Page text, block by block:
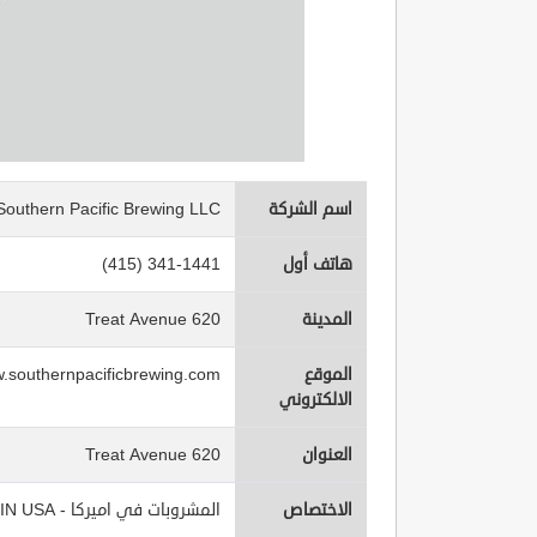
اسم الشركة Pacific Brewing LLC
هاتف أول (415) 341-1441
المدينة 620 Treat Avenue
الموقع
الالكتروني
العنوان 620 Treat Avenue
الاختصاص المشروبات في اميركا - Beverages IN USA